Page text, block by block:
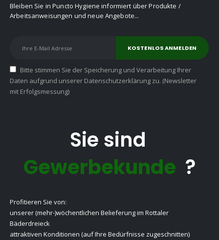
Bleiben Sie in Puncto Hygiene informiert über Produkte /
Arbeitsanweisungen und neue Angebote...
Bitte stimmen Sie der Speicherung und Verarbeitung Ihrer
Daten aufgrund unserer Datenschutzerklärung zu. (Newsletter
mit Erfolgsmessung)
Sie sind
Gewerbekunde ?
Profitieren Sie von:
unserer (mehr-)wöchentlichen Belieferung im Rottaler
Bäderdreieck
attraktiven Konditionen (auf Ihre Bedürfnisse zugeschnitten)